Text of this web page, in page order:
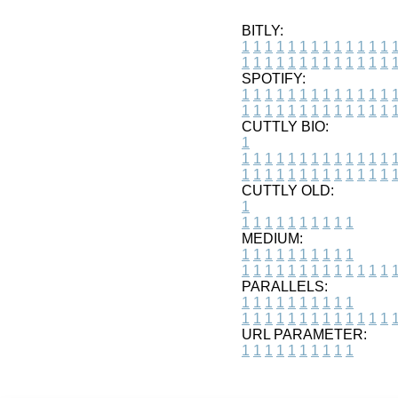
BITLY:
1 1 1 1 1 1 1 1 1 1 1 1 1 1
1 1 1 1 1 1 1 1 1 1 1 1 1 1
SPOTIFY:
1 1 1 1 1 1 1 1 1 1 1 1 1 1
1 1 1 1 1 1 1 1 1 1 1 1 1 1
CUTTLY BIO:
1
1 1 1 1 1 1 1 1 1 1 1 1 1 1
1 1 1 1 1 1 1 1 1 1 1 1 1 1
CUTTLY OLD:
1
1 1 1 1 1 1 1 1 1 1
MEDIUM:
1 1 1 1 1 1 1 1 1 1
1 1 1 1 1 1 1 1 1 1 1 1 1 1
PARALLELS:
1 1 1 1 1 1 1 1 1 1
1 1 1 1 1 1 1 1 1 1 1 1 1 1
URL PARAMETER:
1 1 1 1 1 1 1 1 1 1